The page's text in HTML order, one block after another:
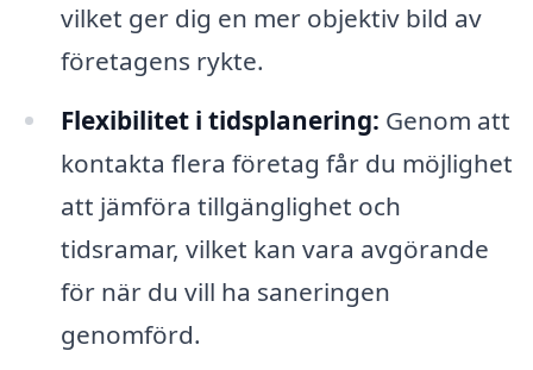
vilket ger dig en mer objektiv bild av
företagens rykte.
Flexibilitet i tidsplanering: Genom att
kontakta flera företag får du möjlighet
att jämföra tillgänglighet och
tidsramar, vilket kan vara avgörande
för när du vill ha saneringen
genomförd.